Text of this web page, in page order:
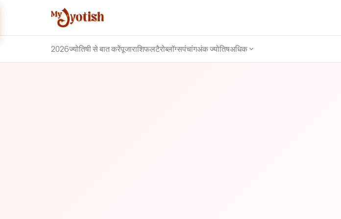
2026ज्योतिषी से बात करेंपूजाराशिफलटैरोब्लॉग्सपंचांगअंक ज्योतिषअधिक